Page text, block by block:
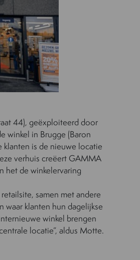
44), geëxploiteerd door
winkel in Brugge (Baron
is de nieuwe locatie
verhuis creëert GAMMA
het de winkelervaring
samen met andere
waar klanten hun dagelijkse
winkel brengen
locatie”, aldus Motte.